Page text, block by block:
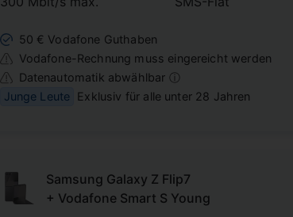
50 € Vodafone Guthaben
Vodafone-Rechnung muss eingereicht werden
Datenautomatik abwählbar ⓘ
Junge Leute
Exklusiv für alle unter 28 Jahren
Samsung Galaxy Z Flip7
+ Vodafone Smart S Young